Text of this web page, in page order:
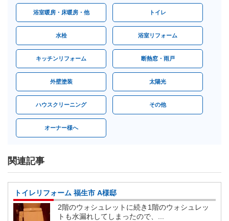
浴室暖房・床暖房・他 トイレ
水栓 浴室リフォーム
キッチンリフォーム 断熱窓・雨戸
外壁塗装 太陽光
ハウスクリーニング その他
オーナー様へ
関連記事
トイレリフォーム 福生市 A様邸
2階のウォシュレットに続き1階のウォシュレッ
トも水漏れしてしまったので、...